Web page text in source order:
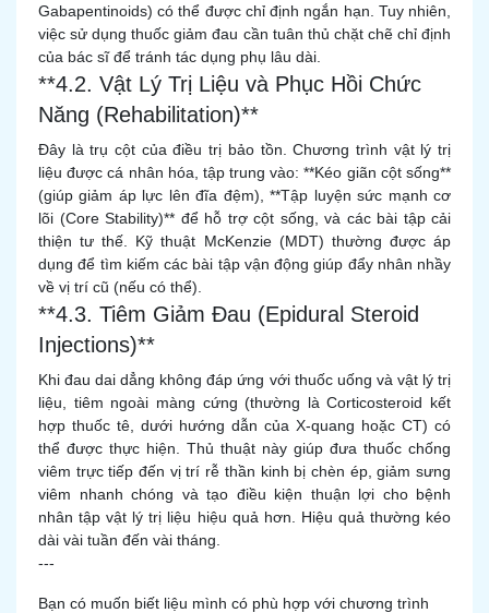
Gabapentinoids) có thể được chỉ định ngắn hạn. Tuy nhiên,
việc sử dụng thuốc giảm đau cần tuân thủ chặt chẽ chỉ định
của bác sĩ để tránh tác dụng phụ lâu dài.
**4.2. Vật Lý Trị Liệu và Phục Hồi Chức
Năng (Rehabilitation)**
Đây là trụ cột của điều trị bảo tồn. Chương trình vật lý trị
liệu được cá nhân hóa, tập trung vào: **Kéo giãn cột sống**
(giúp giảm áp lực lên đĩa đệm), **Tập luyện sức mạnh cơ
lõi (Core Stability)** để hỗ trợ cột sống, và các bài tập cải
thiện tư thế. Kỹ thuật McKenzie (MDT) thường được áp
dụng để tìm kiếm các bài tập vận động giúp đẩy nhân nhầy
về vị trí cũ (nếu có thể).
**4.3. Tiêm Giảm Đau (Epidural Steroid
Injections)**
Khi đau dai dẳng không đáp ứng với thuốc uống và vật lý trị
liệu, tiêm ngoài màng cứng (thường là Corticosteroid kết
hợp thuốc tê, dưới hướng dẫn của X-quang hoặc CT) có
thể được thực hiện. Thủ thuật này giúp đưa thuốc chống
viêm trực tiếp đến vị trí rễ thần kinh bị chèn ép, giảm sưng
viêm nhanh chóng và tạo điều kiện thuận lợi cho bệnh
nhân tập vật lý trị liệu hiệu quả hơn. Hiệu quả thường kéo
dài vài tuần đến vài tháng.
---
Bạn có muốn biết liệu mình có phù hợp với chương trình